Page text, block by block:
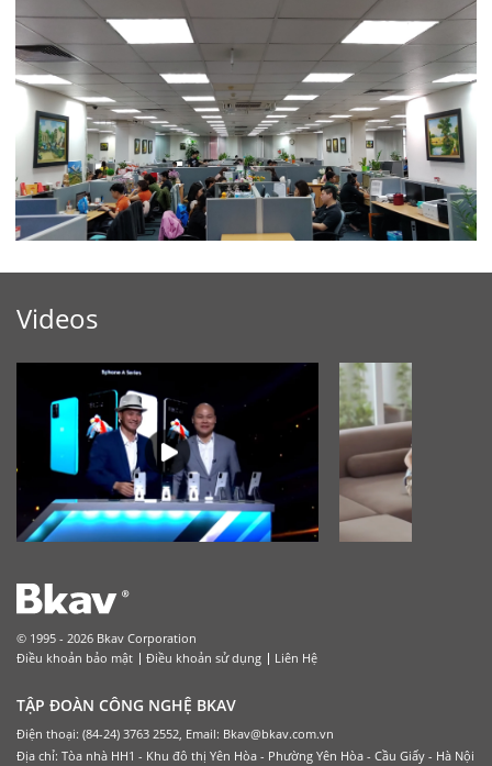
Videos
© 1995 - 2026 Bkav Corporation
Điều khoản bảo mật
Điều khoản sử dụng Liên Hệ
TẬP ĐOÀN CÔNG NGHỆ BKAV
Điện thoại: (84-24) 3763 2552, Email: Bkav@bkav.com.vn
Địa chỉ: Tòa nhà HH1 - Khu đô thị Yên Hòa - Phường Yên Hòa - Cầu Giấy - Hà Nội